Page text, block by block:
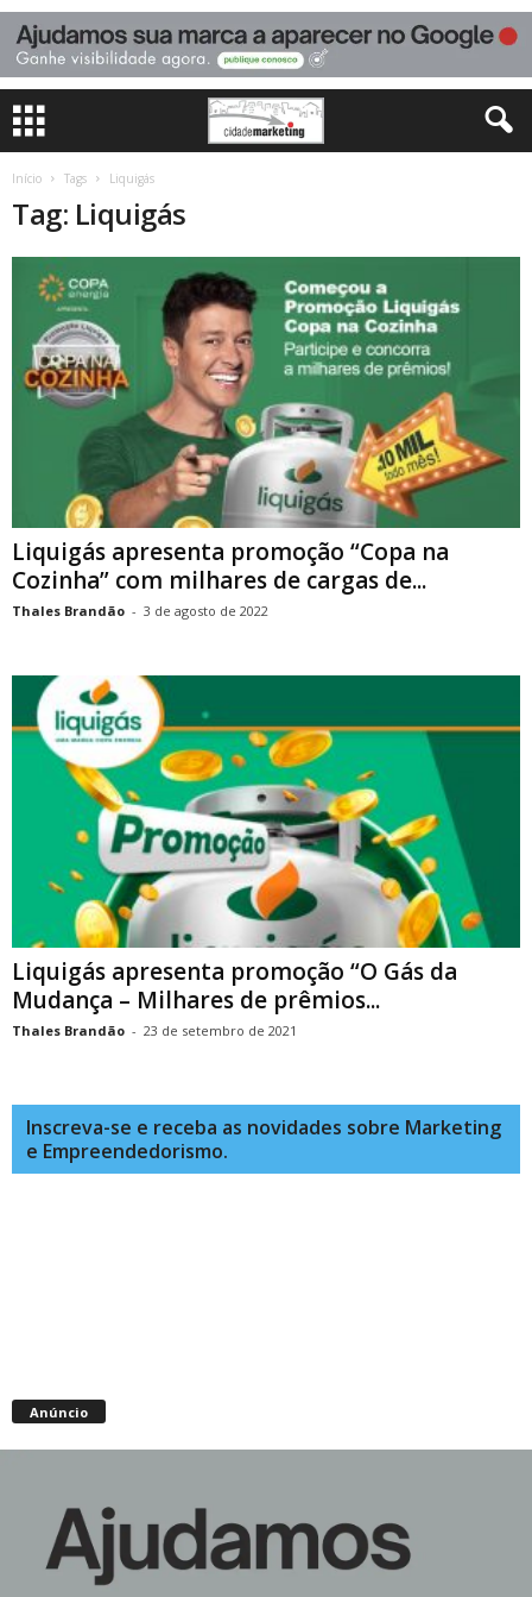
Início Tags Liquigás
Tag: Liquigás
Liquigás apresenta promoção “Copa na
Cozinha” com milhares de cargas de...
Thales Brandão - 3 de agosto de 2022
Liquigás apresenta promoção “O Gás da
Mudança – Milhares de prêmios...
Thales Brandão - 23 de setembro de 2021
Inscreva-se e receba as novidades sobre Marketing
e Empreendedorismo.
Anúncio